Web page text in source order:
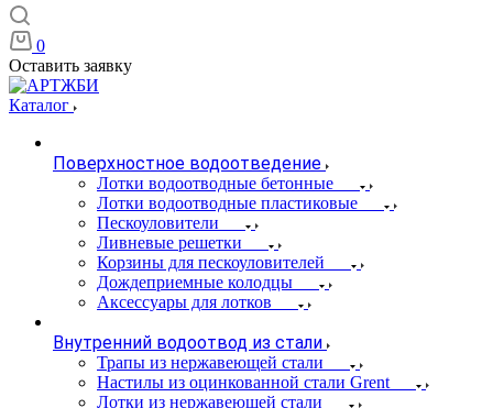
0
Оставить заявку
Каталог
Поверхностное водоотведение
Лотки водоотводные бетонные
Лотки водоотводные пластиковые
Пескоуловители
Ливневые решетки
Корзины для пескоуловителей
Дождеприемные колодцы
Аксессуары для лотков
Внутренний водоотвод из стали
Трапы из нержавеющей стали
Настилы из оцинкованной стали Grent
Лотки из нержавеющей стали